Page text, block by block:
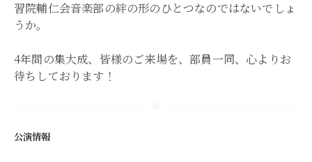
習院輔仁会音楽部の絆の形のひとつなのではないでしょ
うか。
4年間の集大成、皆様のご来場を、部員一同、心よりお
待ちしております！
公演情報